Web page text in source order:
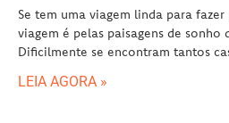
Se tem uma viagem linda para
viagem é pelas paisagens de sonho
Dificilmente se encontram tantos
LEIA AGORA »